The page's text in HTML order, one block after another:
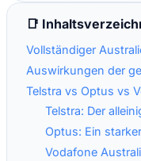
📑
Vollständiger
Auswirkungen der
Telstra vs Optus vs
Telstra: Der
Optus: Ein
Vodafone